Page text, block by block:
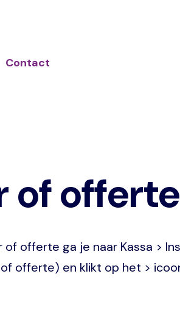
Contact
of offerte
offerte ga je naar Kassa >
offerte) en klikt op het >